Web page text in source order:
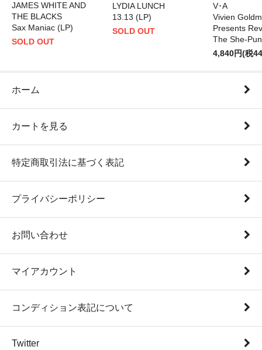
JAMES WHITE AND
THE BLACKS
Sax Maniac (LP)
SOLD OUT
LYDIA LUNCH
13.13 (LP)
SOLD OUT
V･A
Vivien
Presents
The She-
4,840円(税
ホーム
カートを見る
特定商取引法に基づく表記
プライバシーポリシー
お問い合わせ
マイアカウント
コンディション表記について
Twitter